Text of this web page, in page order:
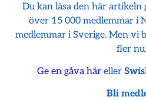
Du kan läsa den här artikeln
över 15 000 medlemmar i
medlemmar i Sverige. Men vi
fler
Ge en gåva häreller
Bli